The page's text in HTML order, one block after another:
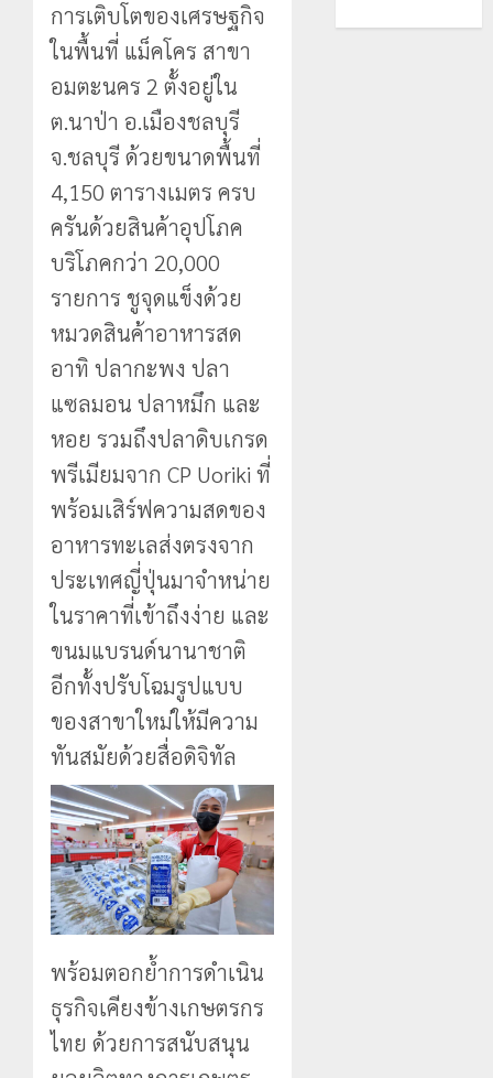
การเติบโตของเศรษฐกิจ
ในพื้นที่ แม็คโคร สาขา
อมตะนคร 2 ตั้งอยู่ใน
ต.นาป่า อ.เมืองชลบุรี
จ.ชลบุรี ด้วยขนาดพื้นที่
4,150 ตารางเมตร ครบ
ครันด้วยสินค้าอุปโภค
บริโภคกว่า 20,000
รายการ ชูจุดแข็งด้วย
หมวดสินค้าอาหารสด
อาทิ ปลากะพง ปลา
แซลมอน ปลาหมึก และ
หอย รวมถึงปลาดิบเกรด
พรีเมียมจาก CP Uoriki ที่
พร้อมเสิร์ฟความสดของ
อาหารทะเลส่งตรงจาก
ประเทศญี่ปุ่นมาจำหน่าย
ในราคาที่เข้าถึงง่าย และ
ขนมแบรนด์นานาชาติ
อีกทั้งปรับโฉมรูปแบบ
ของสาขาใหม่ให้มีความ
ทันสมัยด้วยสื่อดิจิทัล
พร้อมตอกย้ำการดำเนิน
ธุรกิจเคียงข้างเกษตรกร
ไทย ด้วยการสนับสนุน